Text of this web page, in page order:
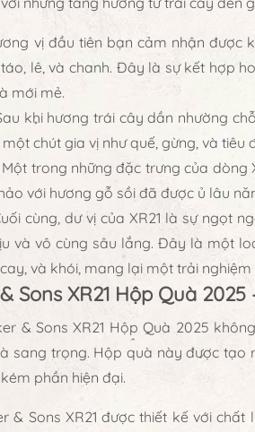
vị đầu tiên bạn cảm nhận được
lê, và chanh. Đây là sự kết hợp
mới mẻ.
khi hương trái cây dần nhường
chút gia vị như quế, gừng, và tiêu
Một trong những đặc trưng của dòng
với hương gỗ sồi đã được ủ lâu
cùng, dư vị của XR21 là sự ngọt
và vô cùng sâu lắng. Đây là một
và khói, mang lại một trải
Sons XR21 Hộp Quà
& Sons XR21 Hộp Quà 2025
sang trọng. Hộp quà này được tạo
phần hiện đại.
& Sons XR21 được thiết kế với chất